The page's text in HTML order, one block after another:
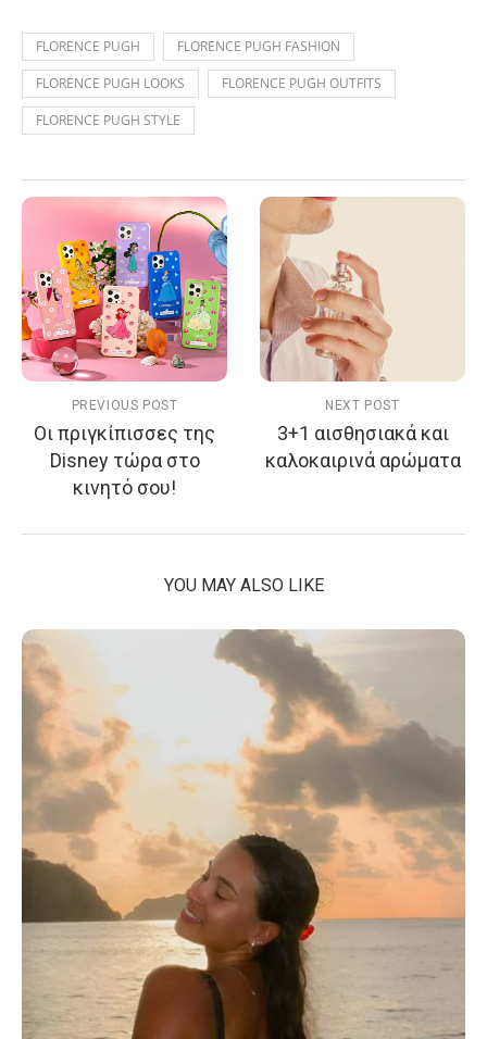
FLORENCE PUGH
FLORENCE PUGH FASHION
FLORENCE PUGH LOOKS
FLORENCE PUGH OUTFITS
FLORENCE PUGH STYLE
PREVIOUS POST
Οι πριγκίπισσες της
Disney τώρα στο
κινητό σου!
NEXT POST
3+1 αισθησιακά και
καλοκαιρινά αρώματα
YOU MAY ALSO LIKE